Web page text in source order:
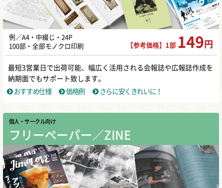
例／A4・中綴じ・24P
100部・全部モノクロ印刷
【参考価格】1部 149 円
最短3営業日で出荷可能、幅広く活用される会報誌や広報誌作成を
納期面でもサポート致します。
おすすめ仕様
価格例 さらに安くきれいに！
個人・サークル向け
フリーペーパー／ZINE